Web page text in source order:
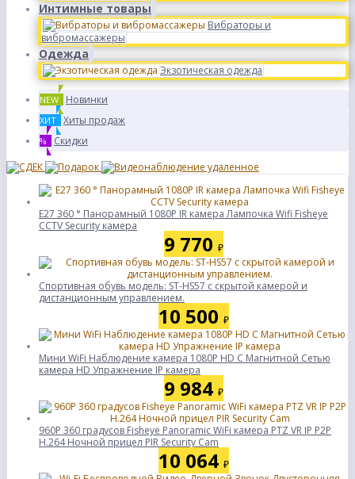
Интимные товары
Вибраторы и
вибромассажеры
Одежда
Экзотическая одежда
NEW Новинки
ХИТ Хиты продаж
% Скидки
E27 360 ° Панорамный 1080P IR камера Лампочка Wifi Fisheye
CCTV Security камера
9 770 ₽
Спортивная обувь модель: ST-HS57 с скрытой камерой и
дистанционным управлением.
10 500 ₽
Мини WiFi Наблюдение камера 1080P HD С Магнитной Сетью
камера HD Упражнение IP камера
9 984 ₽
960P 360 градусов Fisheye Panoramic WiFi камера PTZ VR IP P2P
H.264 Ночной прицел PIR Security Cam
10 064 ₽